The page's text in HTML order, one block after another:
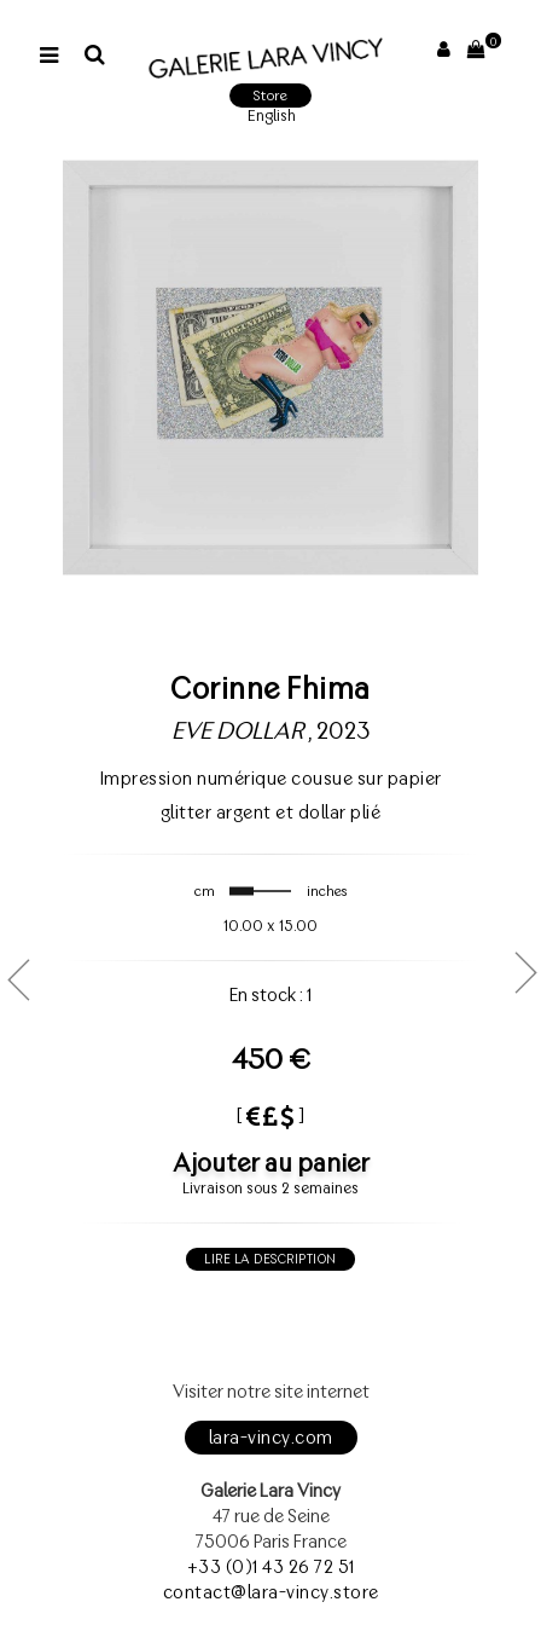
0
Store
English
Corinne Fhima
EVE DOLLAR, 2023
Impression numérique cousue sur papier
glitter argent et dollar plié
cm inches
10.00 x 15.00
En stock : 1
450 €
[ ]
Ajouter au panier
Livraison sous 2 semaines
LIRE LA DESCRIPTION
Visiter notre site internet
lara-vincy.com
Galerie Lara Vincy
47 rue de Seine
75006 Paris France
+33 (0)1 43 26 72 51
contact@lara-vincy.store